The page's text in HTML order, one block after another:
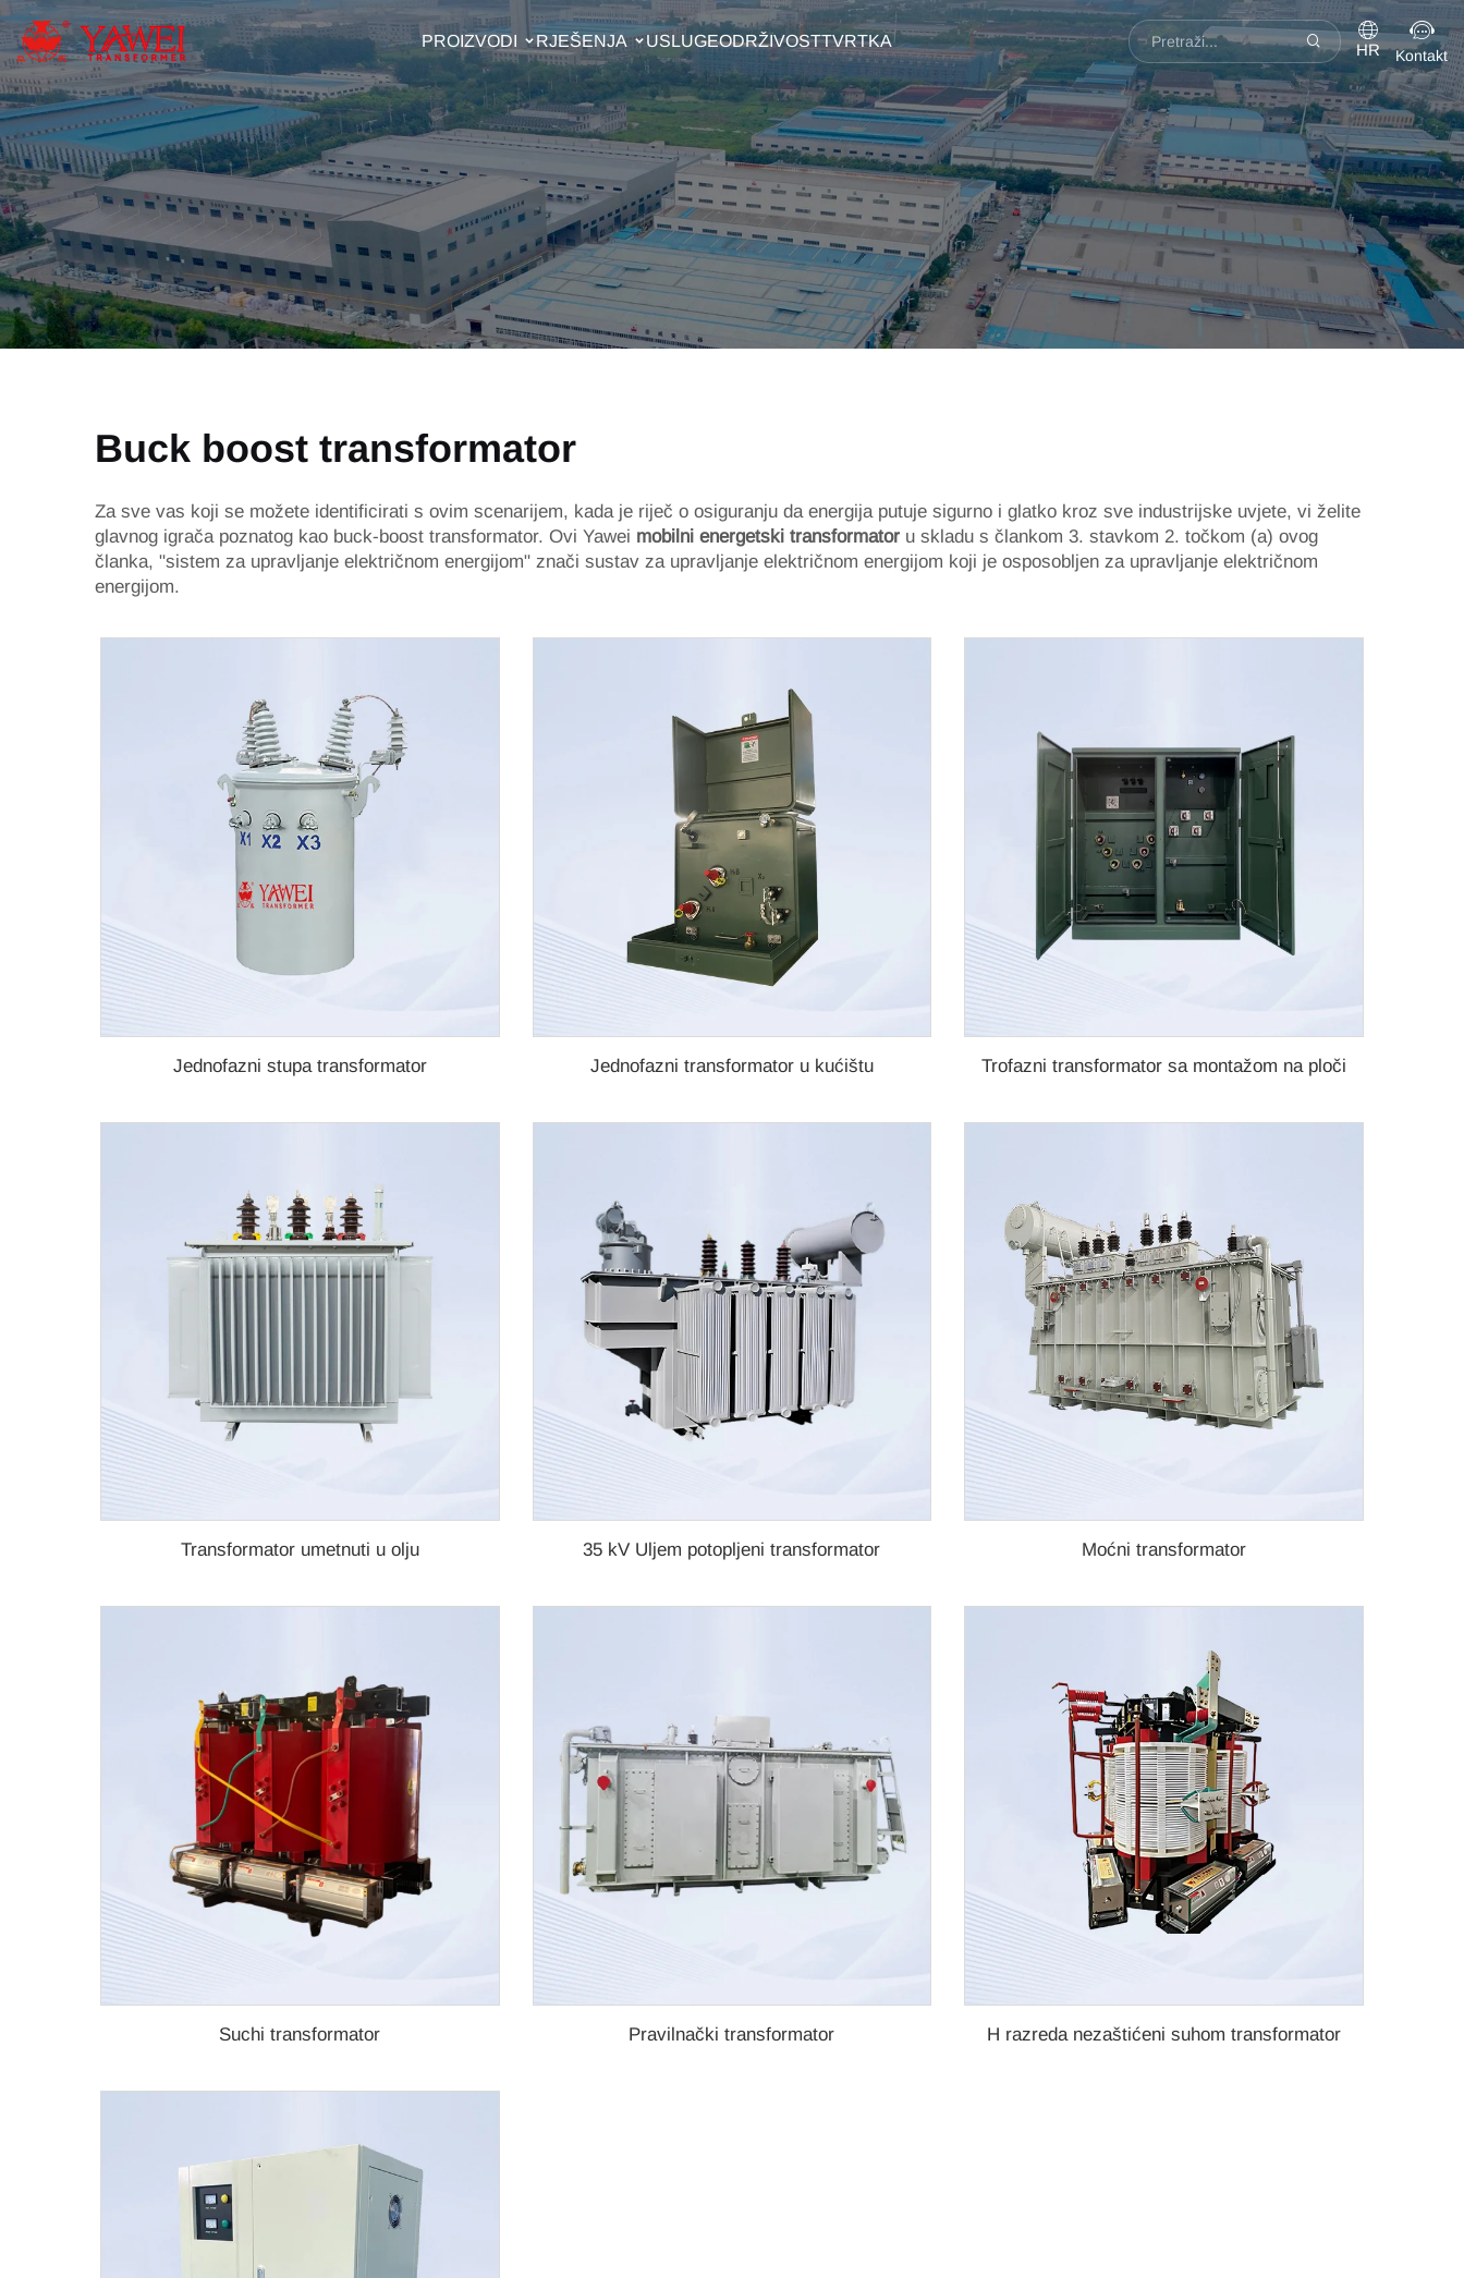
PROIZVODI RJEŠENJA USLUGEODRŽIVOSTTVRTKA HR Kontakt
Buck boost transformator
Za sve vas koji se možete identificirati s ovim scenarijem, kada je riječ o osiguranju da energija putuje sigurno i glatko kroz sve industrijske uvjete, vi želite
glavnog igrača poznatog kao buck-boost transformator. Ovi Yawei mobilni energetski transformator u skladu s člankom 3. stavkom 2. točkom (a) ovog
članka, "sistem za upravljanje električnom energijom" znači sustav za upravljanje električnom energijom koji je osposobljen za upravljanje električnom
energijom.
Jednofazni stupa transformator Jednofazni transformator u kućištu Trofazni transformator sa montažom na ploči
Transformator umetnuti u olju 35 kV Uljem potopljeni transformator Moćni transformator
Suchi transformator Pravilnački transformator H razreda nezaštićeni suhom transformator